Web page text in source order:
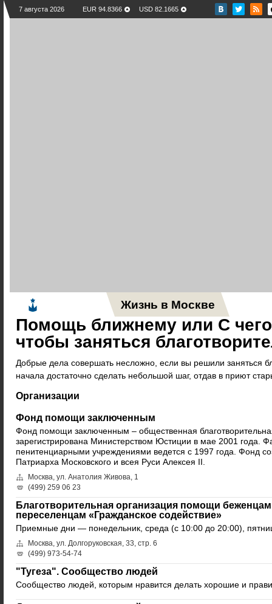
7 августа 2026 EUR 94.8366 USD 82.1665
Жизнь в Москве
Помощь ближнему или С чего
чтобы заняться
Добрые дела совершать несложно, если вы решили заняться
начала достаточно сделать небольшой шаг, отдав в приют
Организации
Фонд помощи заключенным
Фонд помощи заключенным – общественная
зарегистрирована Министерством Юстиции в мае 2001 года.
пенитенциарными учреждениями ведется с 1997 года. Фонд
Патриарха Московского и всея Руси Алексея II.
Москва, ул. Анатолия Живова, 1
(499) 259 06 23
Благотворительная организация помощи
переселенцам «Гражданское содействие»
Приемные дни — понедельник, среда (с 10:00 до 20:00),
Москва, ул. Долгоруковская, 33, стр. 6
(499) 973-54-74
"Тугеза". Сообщество людей
Сообщество людей, которым нравится делать хорошие и